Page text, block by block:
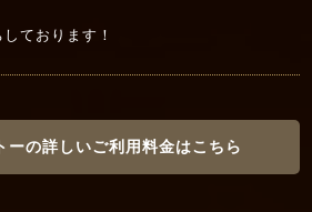
ております！
ーの詳しいご利用料金はこちら